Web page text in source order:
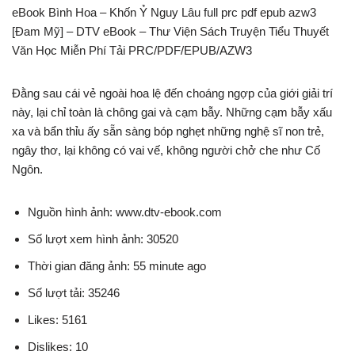
eBook Bình Hoa – Khốn Ỷ Nguy Lâu full prc pdf epub azw3
[Đam Mỹ] – DTV eBook – Thư Viện Sách Truyện Tiểu Thuyết
Văn Học Miễn Phí Tải PRC/PDF/EPUB/AZW3
Đằng sau cái vẻ ngoài hoa lệ đến choáng ngợp của giới giải trí
này, lại chỉ toàn là chông gai và cạm bẫy. Những cạm bẫy xấu
xa và bẩn thỉu ấy sẵn sàng bóp nghẹt những nghệ sĩ non trẻ,
ngây thơ, lại không có vai vế, không người chở che như Cố
Ngôn.
Nguồn hình ảnh: www.dtv-ebook.com
Số lượt xem hình ảnh: 30520
Thời gian đăng ảnh: 55 minute ago
Số lượt tải: 35246
Likes: 5161
Dislikes: 10